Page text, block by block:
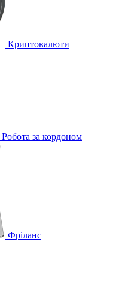
Криптовалюти
Робота за кордоном
Фріланс